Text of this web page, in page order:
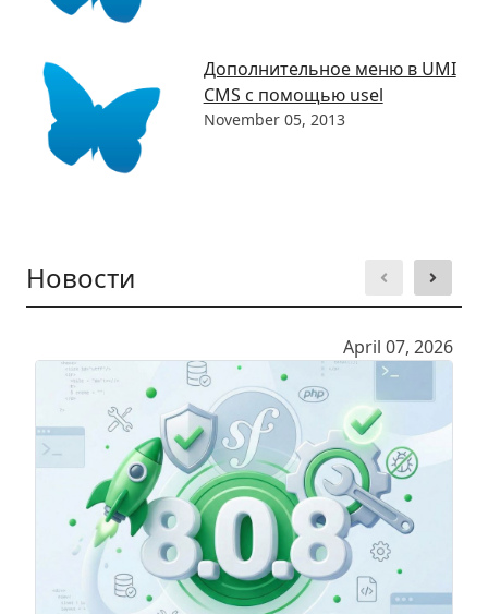
Дополнительное меню в UMI
CMS с помощью usel
November 05, 2013
Новости
April 07, 2026